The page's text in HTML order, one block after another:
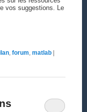
vos suggestions. Le
, forum matlab |